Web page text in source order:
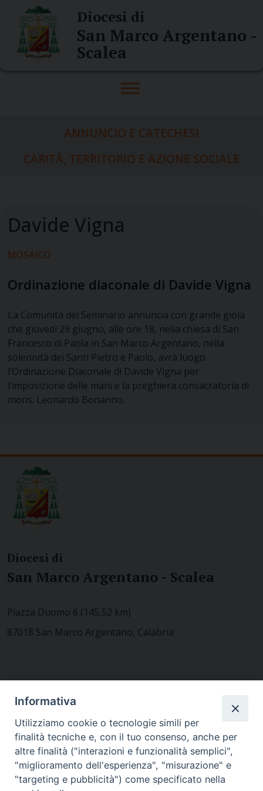
content
Diocesi di
San Marco Argentano -
Scalea
ANNUNCIO E CATECHESI
CARITÀ, TERRITORIO E AZIONE SOCIALE
MOSAICO
Ordinazione diaconale di Davide Vigna
La Comunità del Seminario annuncia con grande gioia
che giovedì 29 giugno, alle ore 18, nella chiesa di San
Francesco di Paola in San Marco Argentano, nella
solennità dei Santi Pietro e Paolo, avrà luogo
l’Ordinazione Diaconale di Davide Vigna per
l’imposizione delle mani e la preghiera consacratoria di
mons. Leonardo Bonanno.
Diocesi di
San Marco Argentano - Scalea
Piazza Duomo 6 (145,52 km)
87018 San Marco Argentano, Calabria
MODULISTICA
WEBMAIL
Informativa
Utilizziamo cookie o tecnologie simili per
finalità tecniche e, con il tuo consenso, anche per
altre finalità ("interazioni e funzionalità semplici",
"miglioramento dell'esperienza", "misurazione" e
"targeting e pubblicità") come specificato nella